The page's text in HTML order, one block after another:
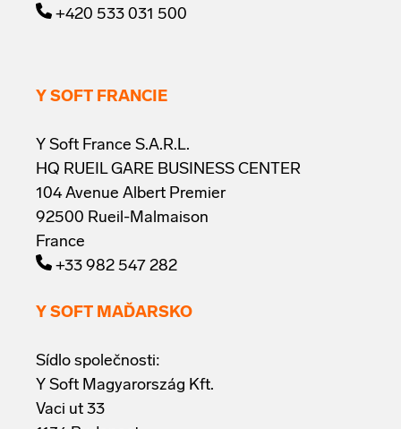
+420 533 031 500
Y SOFT FRANCIE
Y Soft France S.A.R.L.
HQ RUEIL GARE BUSINESS CENTER
104 Avenue Albert Premier
92500 Rueil-Malmaison
France
+33 982 547 282
Y SOFT MAĎARSKO
Sídlo společnosti:
Y Soft Magyarország Kft.
Vaci ut 33